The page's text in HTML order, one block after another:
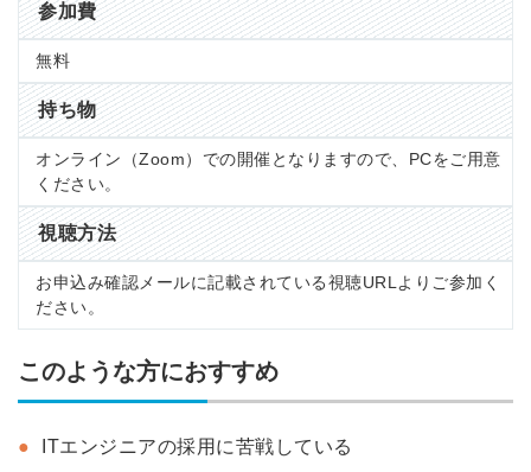
参加費
無料
持ち物
オンライン（Zoom）での開催となりますので、PCをご用意
ください。
視聴方法
お申込み確認メールに記載されている視聴URLよりご参加く
ださい。
このような方におすすめ
ITエンジニアの採用に苦戦している